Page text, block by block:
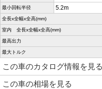
最小回転半径 5.2m
全長x全幅x全高(mm)
室内 全長x全幅x全高(mm)
最高出力
最大トルク
この車のカタログ情報を見る
この車の相場を見る